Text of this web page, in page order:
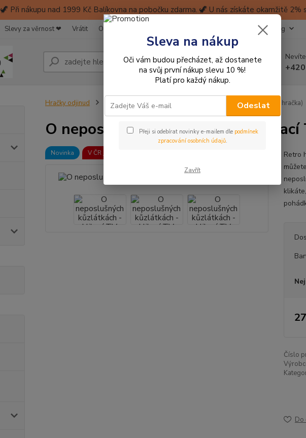
🦖 Při nákupu nad 1999 Kč Balíkovna na pobočku zdarma. 🦖 U nás získáte okamžitě 2%
Slevy za věrnost ❤ Vrátit Obchodní podmínky Kontakty Blog
Hledat
Hračky odjinud NOVINKY O neposlušných kůzlátkách - klikací TV (retro hračka)
O neposlušných kůzlátkách - klikací
Novinka V ČR jen u nás!
Retro
Číslo
Do
Sleva na nákup
Oči vám budou přecházet, až dostanete
na svůj první nákup slevu 10 %!
Platí pro každý nákup.
Odeslat
Přeji si odebírat novinky e-mailem dle podmínek
zpracování osobních údajů.
Zavřít